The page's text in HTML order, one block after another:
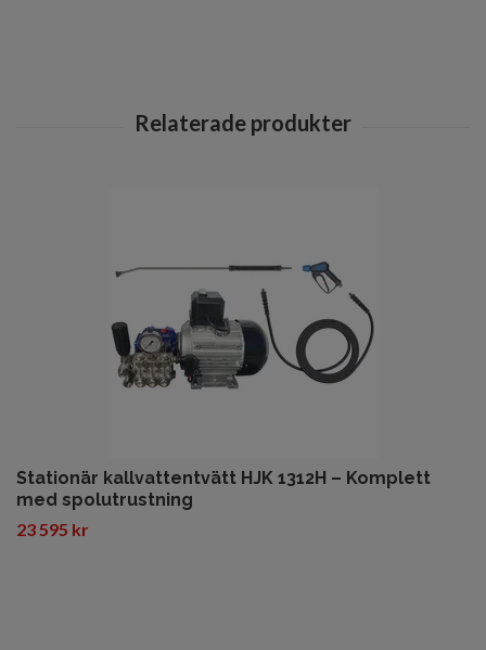
Stationär kallvattentvätt HJK 1312H – Komplett
med spolutrustning
23 595 kr